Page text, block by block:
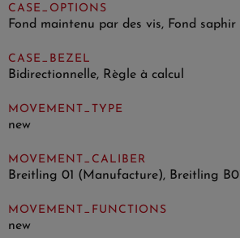
CASE_OPTIONS
Fond maintenu par des vis, Fond
CASE_BEZEL
Bidirectionnelle, Règle à calcul
MOVEMENT_TYPE
new
MOVEMENT_CALIBER
Breitling 01 (Manufacture), Breitling
MOVEMENT_FUNCTIONS
new